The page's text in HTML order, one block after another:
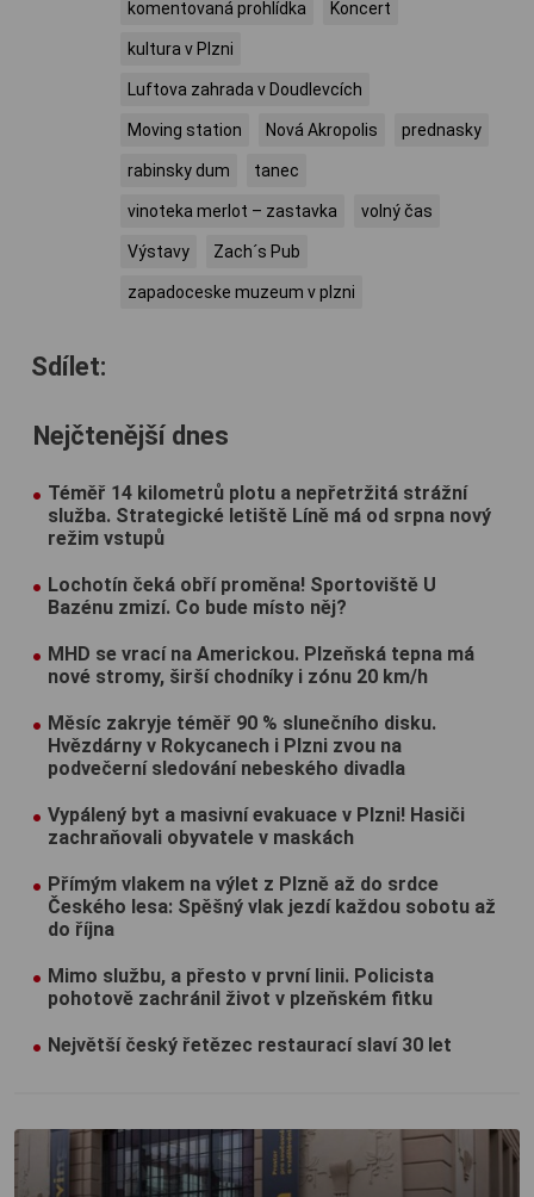
komentovaná prohlídka Koncert
kultura v Plzni
Luftova zahrada v Doudlevcích
Moving station Nová Akropolis prednasky
rabinsky dum tanec
vinoteka merlot – zastavka volný čas
Výstavy Zach´s Pub
zapadoceske muzeum v plzni
Sdílet:
Nejčtenější dnes
Téměř 14 kilometrů plotu a nepřetržitá strážní
služba. Strategické letiště Líně má od srpna nový
režim vstupů
Lochotín čeká obří proměna! Sportoviště U
Bazénu zmizí. Co bude místo něj?
MHD se vrací na Americkou. Plzeňská tepna má
nové stromy, širší chodníky i zónu 20 km/h
Měsíc zakryje téměř 90 % slunečního disku.
Hvězdárny v Rokycanech i Plzni zvou na
podvečerní sledování nebeského divadla
Vypálený byt a masivní evakuace v Plzni! Hasiči
zachraňovali obyvatele v maskách
Přímým vlakem na výlet z Plzně až do srdce
Českého lesa: Spěšný vlak jezdí každou sobotu až
do října
Mimo službu, a přesto v první linii. Policista
pohotově zachránil život v plzeňském fitku
Největší český řetězec restaurací slaví 30 let